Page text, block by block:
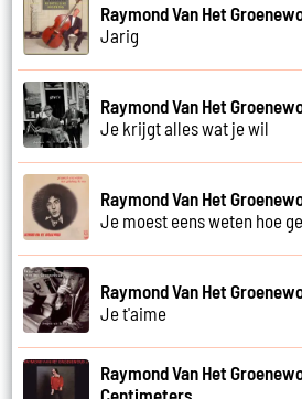
Raymond Van Het
Jarig
Raymond Van Het
Je krijgt alles wat je wil
Raymond Van Het
Je moest eens weten hoe
Raymond Van Het
Je t'aime
Raymond Van Het
Centimeters